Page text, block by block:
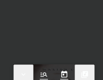
manage_search today